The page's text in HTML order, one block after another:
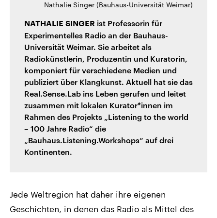
Nathalie Singer (Bauhaus-Universität Weimar)
NATHALIE SINGER ist Professorin für
Experimentelles Radio an der Bauhaus-
Universität Weimar. Sie arbeitet als
Radiokünstlerin, Produzentin und Kuratorin,
komponiert für verschiedene Medien und
publiziert über Klangkunst. Aktuell hat sie das
Real.Sense.Lab ins Leben gerufen und leitet
zusammen mit lokalen Kurator*innen im
Rahmen des Projekts „Listening to the world
– 100 Jahre Radio“ die
„Bauhaus.Listening.Workshops“ auf drei
Kontinenten.
Jede Weltregion hat daher ihre eigenen
Geschichten, in denen das Radio als Mittel des